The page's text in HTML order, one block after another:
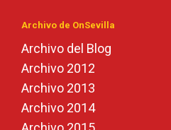
Archivo de OnSevilla
Archivo del Blog
Archivo 2012
Archivo 2013
Archivo 2014